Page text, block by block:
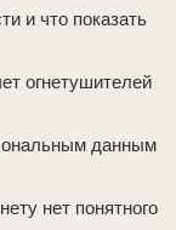
и что показать
огнетушителей
данным
нет понятного